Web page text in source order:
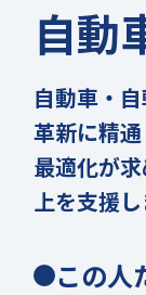
自動
自動車・
革新に精
最適化が
上を支援
この人